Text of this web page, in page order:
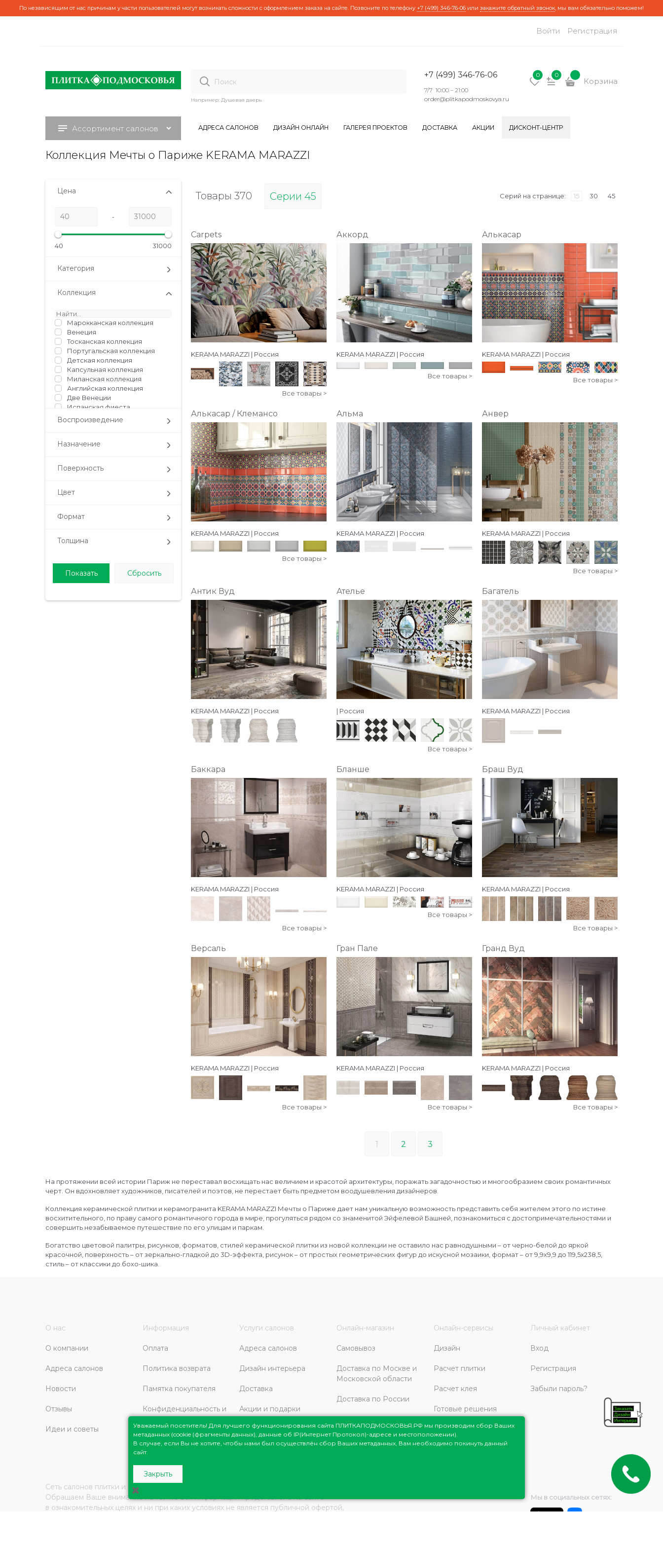
По независящим от нас причинам у части пользователей могут возникать сложности с оформлением заказа на сайте. Позвоните по телефону +7 (499) 346-76-06 или закажите обратный звонок, мы вам обязательно поможем!
Войти Регистрация
Например: Душевая дверь
+7 (499) 346-76-06
7/7 10:00 – 21:00
order@plitkapodmoskovya.ru
0 0
Корзина
Ассортимент салонов АДРЕСА САЛОНОВ ДИЗАЙН ОНЛАЙН ГАЛЕРЕЯ ПРОЕКТОВ ДОСТАВКА АКЦИИ ДИСКОНТ-ЦЕНТР
Коллекция Мечты о Париже KERAMA MARAZZI
Цена
-
40 31000
Категория
Коллекция
Марокканская коллекция
Венеция
Тосканская коллекция
Португальская коллекция
Детская коллекция
Капсульная коллекция
Миланская коллекция
Английская коллекция
Две Венеции
Испанская фиеста
Неаполитанская коллекция
СУПЕРМАКСИ
Воспроизведение
Назначение
Поверхность
Цвет
Формат
Толщина
Товары 370 Серии 45 Серий на странице: 15 30 45
Carpets
KERAMA MARAZZI | Россия
Все товары >
Аккорд
KERAMA MARAZZI | Россия
Все товары >
Алькасар
KERAMA MARAZZI | Россия
Все товары >
Алькасар / Клемансо
KERAMA MARAZZI | Россия
Все товары >
Альма
KERAMA MARAZZI | Россия
Анвер
KERAMA MARAZZI | Россия
Все товары >
Антик Вуд
KERAMA MARAZZI | Россия
Ателье
| Россия
Все товары >
Багатель
KERAMA MARAZZI | Россия
Баккара
KERAMA MARAZZI | Россия
Все товары >
Бланше
KERAMA MARAZZI | Россия
Все товары >
Браш Вуд
KERAMA MARAZZI | Россия
Все товары >
Версаль
KERAMA MARAZZI | Россия
Все товары >
Гран Пале
KERAMA MARAZZI | Россия
Все товары >
Гранд Вуд
KERAMA MARAZZI | Россия
Все товары >
1 2 3
На протяжении всей истории Париж не переставал восхищать нас величием и красотой архитектуры, поражать загадочностью и многообразием своих романтичных
черт. Он вдохновляет художников, писателей и поэтов, не перестает быть предметом воодушевления дизайнеров.
Коллекция керамической плитки и керамогранита KERAMA MARAZZI Мечты о Париже дает нам уникальную возможность представить себя жителем этого по истине
восхитительного, по праву самого романтичного города в мире, прогуляться рядом со знаменитой Эйфелевой Башней, познакомиться с достопримечательностями и
совершить незабываемое путешествие по его улицам и паркам.
Богатство цветовой палитры, рисунков, форматов, стилей керамической плитки из новой коллекции не оставило нас равнодушными – от черно-белой до яркой
красочной, поверхность – от зеркально-гладкой до 3D-эффекта, рисунок – от простых геометрических фигур до искусной мозаики, формат – от 9,9х9,9 до 119,5х238,5,
стиль – от классики до бохо-шика.
О нас
О компании
Адреса салонов
Новости
Отзывы
Идеи и советы
Информация
Оплата
Политика возврата
Памятка покупателя
Конфиденциальность и
защита персональных
данных
Услуги салонов
Адреса салонов
Дизайн интерьера
Доставка
Акции и подарки
Дизайнерам и
строителям
Онлайн-магазин
Самовывоз
Доставка по Москве и
Московской области
Доставка по России
Онлайн-сервисы
Дизайн
Расчет плитки
Расчет клея
Готовые решения
Личный кабинет
Вход
Регистрация
Забыли пароль?
Сеть салонов плитки и сантехники
Обращаем Ваше внимание на то, что вся информация представлена на сайте
в ознакомительных целях и ни при каких условиях не является публичной офертой,
Мы в социальных сетях:
Уважаемый посетитель! Для лучшего функционирования сайта ПЛИТКАПОДМОСКОВЬЯ.РФ мы производим сбор Ваших
метаданных (cookie (фрагменты данных), данные об IP(Интернет Протокол)-адресе и местоположении).
В случае, если Вы не хотите, чтобы нами был осуществлён сбор Ваших метаданных, Вам необходимо покинуть данный
сайт.
Закрыть